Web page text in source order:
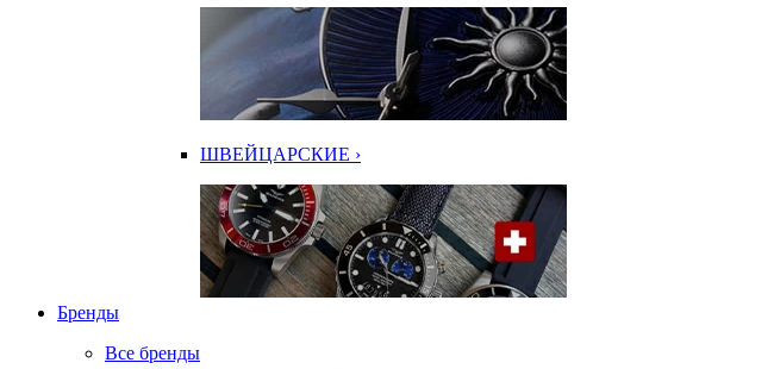
ШВЕЙЦАРСКИЕ ›
Бренды
Все бренды